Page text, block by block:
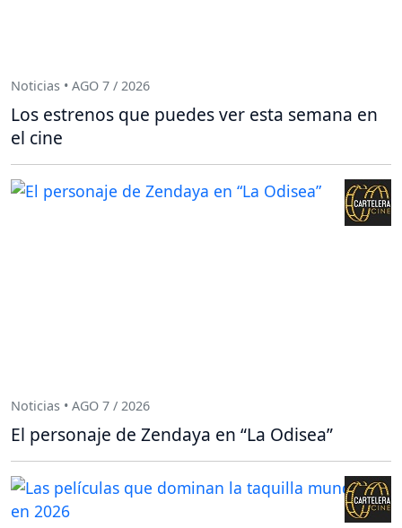
Noticias • AGO 7 / 2026
Los estrenos que puedes ver esta semana en
el cine
Noticias • AGO 7 / 2026
El personaje de Zendaya en “La Odisea”